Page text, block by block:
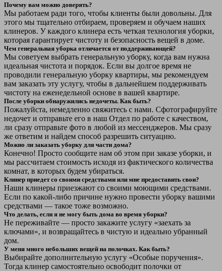
Почему вам можно доверять?
Мы работаем ради того, чтобы клиенты были довольны. Для
этого мы тщательно отбираем, проверяем и обучаем наших
клинеров. У каждого клинера есть четкая технология уборки,
которая гарантирует чистоту и безопасность вещей в доме.
Чем генеральная уборка отличается от поддерживающей?
Мы советуем выбрать генеральную уборку, когда вам нужна
идеальная чистота и порядок. Если вы долгое время не
проводили генеральную уборку квартиры, мы рекомендуем
вам заказать эту услугу, чтобы в дальнейшем поддерживать
чистоту на еженедельной основе в вашей квартире.
После уборки обнаружились недочеты. Как быть?
Пожалуйста, немедленно свяжитесь с нами. Сфотографируйте
недочет и отправьте его в наш Отдел по работе с качеством,
ли сразу отправьте фото в любой из мессенджеров. Мы сразу
же ответим и найдем способ разрешить ситуацию.
Можно ли заказать уборку для части дома?
Конечно! Просто сообщите нам об этом при заказе уборки, и
мы рассчитаем стоимость исходя из фактического количества
комнат, в которых будем убираться.
Клинер приедет со своими средствами или мне предоставить свои?
Наши клинеры приезжают со своими моющими средствами.
Если по какой-либо причине нужно провести уборку вашими
средствами — такое тоже возможно.
Что делать, если я не могу быть дома во время уборки?
Не переживайте — просто закажите услугу «заехать за
ключами», и возвращайтесь в чистую и идеально убранный
дом.
У меня много небольших вещей на полочках. Как быть?
Выбирайте дополнительную услугу «Особые поручения».
Тогда клинер самостоятельно освободит полочки от